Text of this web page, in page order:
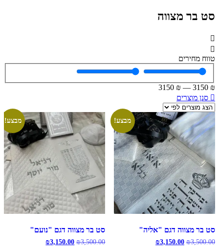
סט בר מצווה
טווח מחירים
₪
3150
—
₪
3150
סנן מוצרים
מבצע!
סט בר מצווה דגם "אליה"
₪3,500.00
המחיר
₪3,150.00 המחיר
מבצע!
סט בר מצווה דגם "נועם"
₪3,500.00
המחיר
₪3,150.00 המחיר